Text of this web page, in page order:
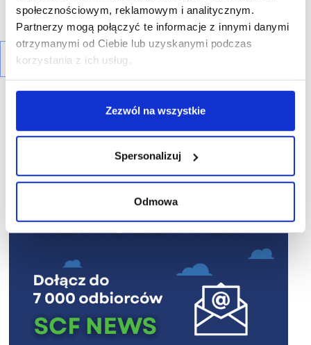
społecznościowym, reklamowym i analitycznym.
Partnerzy mogą połączyć te informacje z innymi danymi
otrzymanymi od Ciebie lub uzyskanymi podczas
korzystania z ich usług.
Zezwól na wszystkie
Spersonalizuj
Odmowa
R E K L A M A